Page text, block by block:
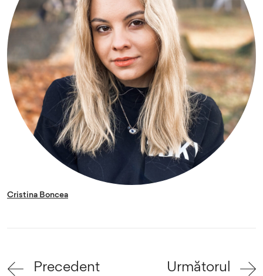
Cristina Boncea
Precedent Următorul